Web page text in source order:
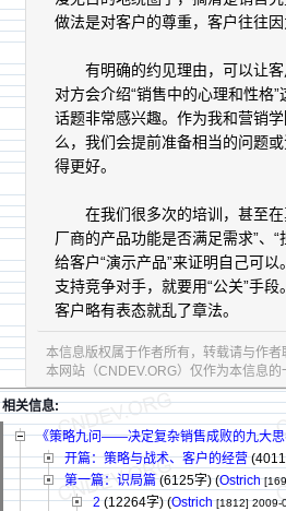
做法是对客户的尊重，客户往往
有明确的约见理由，可以让客
对方会介绍“销售中的心理和性格
话题非常感兴趣。作为我和营销
么，我们会提前准备相当的问题
得更好。
在我们很多次的培训，甚至在
厂商的产品功能是否满足需求”、
给客户“演示产品”来证明自己可
支持竞争对手，就要用“公关”手
客户略有表态就乱了章法。
本信息版权属于作者所有，转载请与作
本网站（CNDEV.ORG）仅作为本信息
相关信息:
《策略九问——决定复杂销售成败的九大思
开篇：策略与战术、客户的经营
第一篇：识局篇 (6125字)(Ostrich
2 (12264字)(Ostrich [1812] 2009-